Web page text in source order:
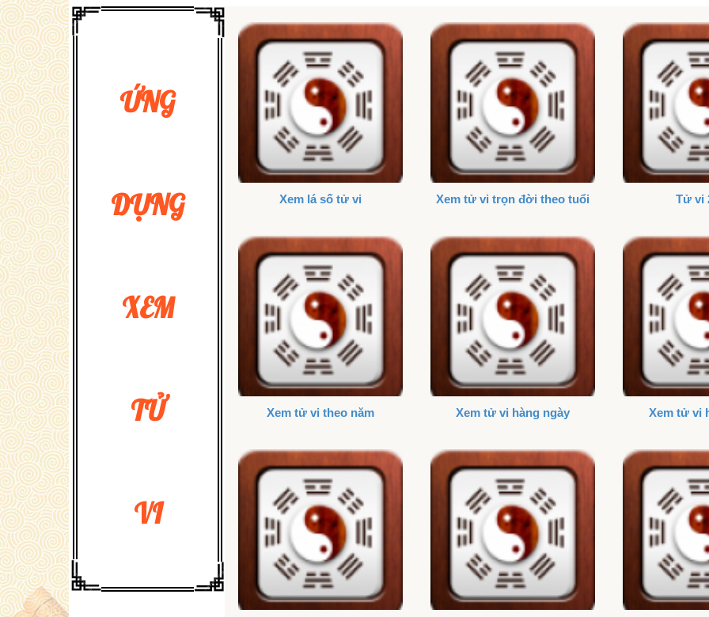
ỨNG
DỤNG
XEM
TỬ
VI
Xem lá số tử vi Xem tử vi trọn đời theo tuổi Tử vi
Xem tử vi theo năm Xem tử vi hàng ngày Xem tử vi